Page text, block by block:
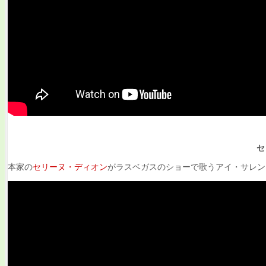
本家のセリーヌ・ディオンがラスベガスのショーで歌うアイ・サレ